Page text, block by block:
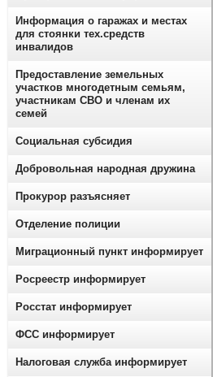
Информация о гаражах и местах
для стоянки тех.средств
инвалидов
Предоставление земельных
участков многодетным семьям,
участникам СВО и членам их
семей
Социальная субсидия
Добровольная народная дружина
Прокурор разъясняет
Отделение полиции
Миграционный пункт информирует
Росреестр информирует
Росстат информирует
ФСС информирует
Налоговая служба информирует